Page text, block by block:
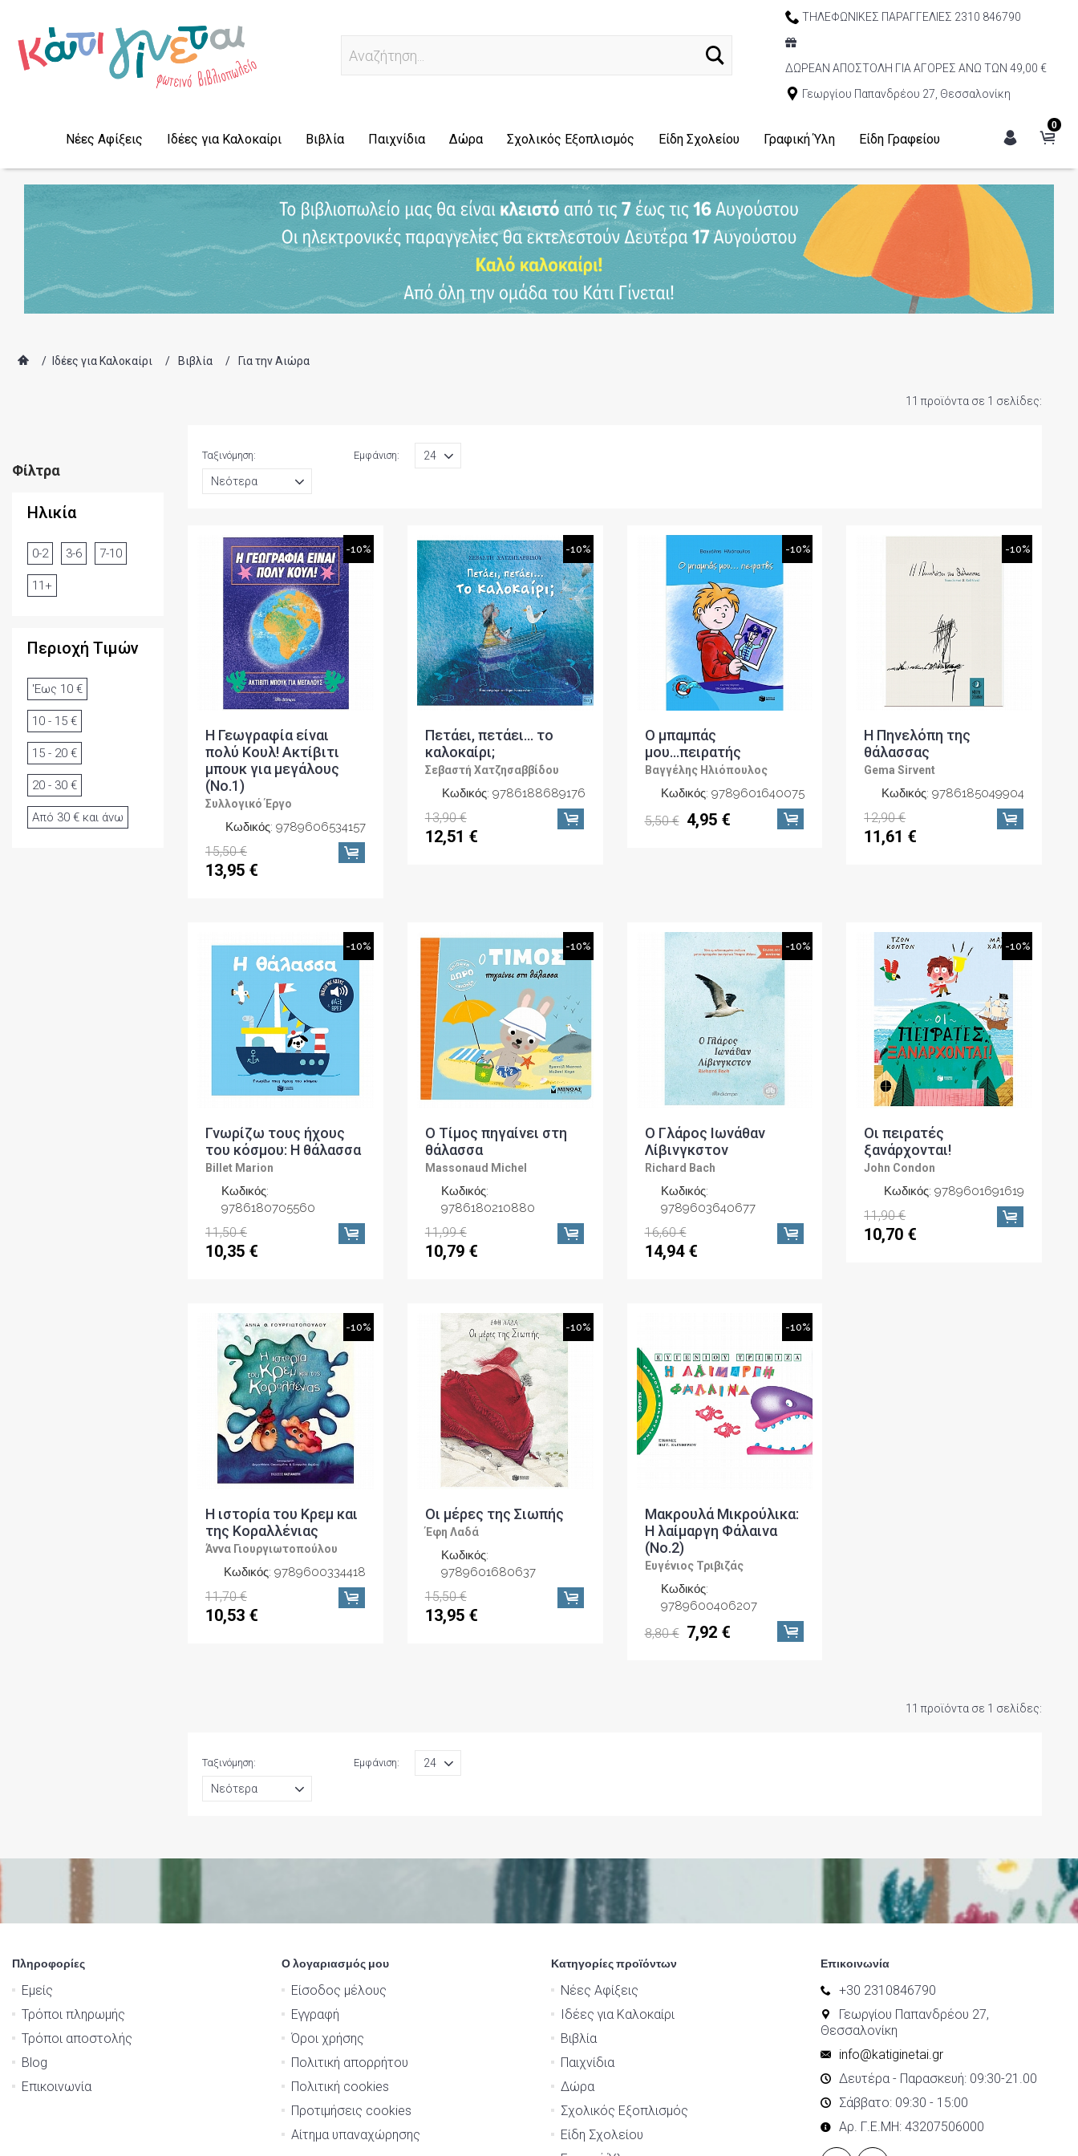
Ψά
ΤΗΛΕΦΩΝΙΚΕΣ ΠΑΡΑΓΓΕΛΙΕΣ 2310 846790
ΔΩΡΕΑΝ ΑΠΟΣΤΟΛΗ ΓΙΑ ΑΓΟΡΕΣ ΑΝΩ ΤΩΝ 49,00 €
Γεωργίου Παπανδρέου 27, Θεσσαλονίκη
0
Νέες Αφίξεις Ιδέες για Καλοκαίρι Βιβλία Παιχνίδια Δώρα Σχολικός Εξοπλισμός Είδη Σχολείου Γραφική Ύλη Είδη Γραφείου
/ Ιδέες για Καλοκαίρι / Βιβλία / Για την Αιώρα
Φίλτρα
Ηλικία
0-2 3-6 7-10
11+
Περιοχή Τιμών
'Εως 10 €
10 - 15 €
15 - 20 €
20 - 30 €
Από 30 € και άνω
11 προϊόντα σε 1 σελίδες:
Ταξινόμηση: Εμφάνιση:
-10%
Η Γεωγραφία είναι
πολύ Κουλ! Ακτίβιτι
μπουκ για μεγάλους
(No.1)
Συλλογικό Έργο
Κωδικός: 9789606534157
15,50 €
13,95 €
-10%
Πετάει, πετάει… το
καλοκαίρι;
Σεβαστή Χατζησαββίδου
Κωδικός: 9786188689176
13,90 €
12,51 €
-10%
Ο μπαμπάς
μου...πειρατής
Βαγγέλης Ηλιόπουλος
Κωδικός: 9789601640075
5,50 € 4,95 €
-10%
Η Πηνελόπη της
θάλασσας
Gema Sirvent
Κωδικός: 9786185049904
12,90 €
11,61 €
-10%
Γνωρίζω τους ήχους
του κόσμου: Η θάλασσα
Billet Marion
Κωδικός:
9786180705560
11,50 €
10,35 €
-10%
Ο Τίμος πηγαίνει στη
θάλασσα
Massonaud Michel
Κωδικός:
9786180210880
11,99 €
10,79 €
-10%
Ο Γλάρος Ιωνάθαν
Λίβινγκστον
Richard Bach
Κωδικός:
9789603640677
16,60 €
14,94 €
-10%
Οι πειρατές
ξανάρχονται!
John Condon
Κωδικός: 9789601691619
11,90 €
10,70 €
-10%
Η ιστορία του Κρεμ και
της Κοραλλένιας
Άννα Γιουργιωτοπούλου
Κωδικός: 9789600334418
11,70 €
10,53 €
-10%
Οι μέρες της Σιωπής
Έφη Λαδά
Κωδικός:
9789601680637
15,50 €
13,95 €
-10%
Μακρουλά Μικρούλικα:
Η λαίμαργη Φάλαινα
(Νο.2)
Ευγένιος Τριβιζάς
Κωδικός:
9789600406207
8,80 € 7,92 €
11 προϊόντα σε 1 σελίδες:
Ταξινόμηση: Εμφάνιση:
Πληροφορίες
Εμείς
Τρόποι πληρωμής
Τρόποι αποστολής
Blog
Επικοινωνία
Ο λογαριασμός μου
Είσοδος μέλους
Εγγραφή
Όροι χρήσης
Πολιτική απορρήτου
Πολιτική cookies
Προτιμήσεις cookies
Αίτημα υπαναχώρησης
Κατηγορίες προϊόντων
Νέες Αφίξεις
Ιδέες για Καλοκαίρι
Βιβλία
Παιχνίδια
Δώρα
Σχολικός Εξοπλισμός
Είδη Σχολείου
Επικοινωνία
+30 2310846790
Γεωργίου Παπανδρέου 27,
Θεσσαλονίκη
info@katiginetai.gr
Δευτέρα - Παρασκευή: 09:30-21.00
Σάββατο: 09:30 - 15:00
Αρ. Γ.Ε.ΜΗ: 43207506000